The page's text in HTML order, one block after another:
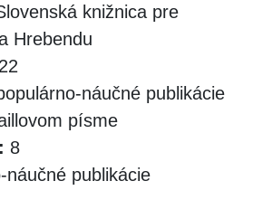
knižnica pre
Hrebendu
náučné publikácie
písme
8
náučné publikácie